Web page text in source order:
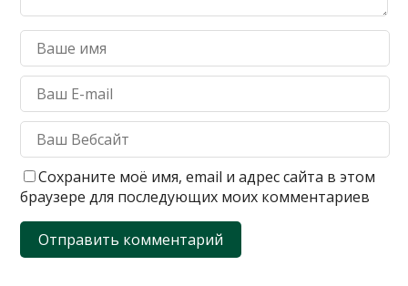
Сохраните моё имя, email и адрес сайта в этом
браузере для последующих моих комментариев